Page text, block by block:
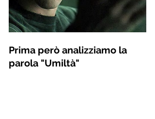
Prima però analizziamo la
parola "Umiltà"